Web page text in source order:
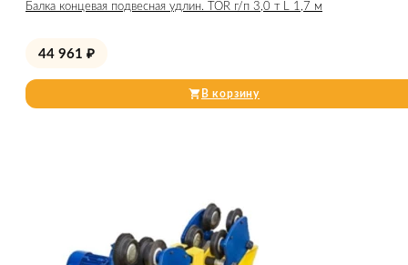
Балка концевая подвесная удлин. TOR г/п 3,0 т L 1,7 м
44 961 ₽
В корзину